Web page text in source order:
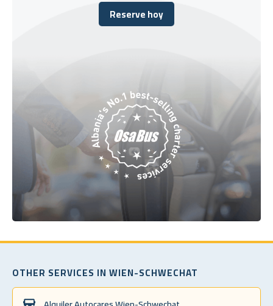
Reserve hoy
Reserve hoy
OTHER SERVICES IN WIEN-SCHWECHAT